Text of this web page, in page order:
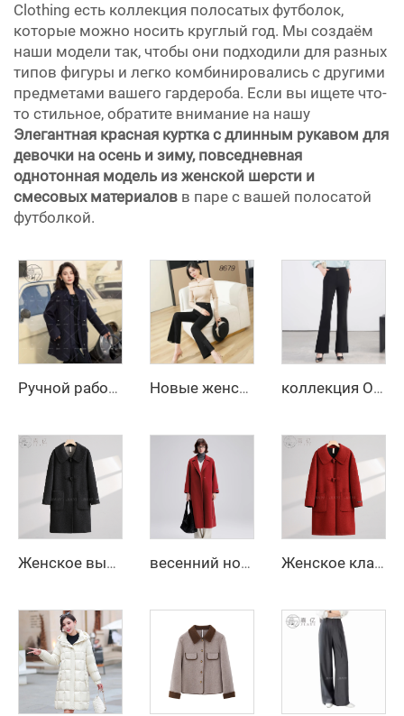
Clothing есть коллекция полосатых футболок,
которые можно носить круглый год. Мы создаём
наши модели так, чтобы они подходили для разных
типов фигуры и легко комбинировались с другими
предметами вашего гардероба. Если вы ищете что-
то стильное, обратите внимание на нашу
Элегантная красная куртка с длинным рукавом для
девочки на осень и зиму, повседневная
однотонная модель из женской шерсти и
смесовых материалов в паре с вашей полосатой
футболкой.
Ручной работы женское двустороннее шерстяное пальто, весенне-зимний длинный тренч, приталенное шерстяное пальто с однобортной застёжкой Новые женские формальные офисные брюки, женские рабочие повседневные брюки-леггинсы с карманами, расширенные к низу коллекция Осень-Зима 2025 — новые свободные прямые повседневные брюки с высокой талией, размер — облегающий крой с однотонным рисунком
Женское высококачественное зимнее пальто из 100% шерстяного флиса, длинная тёплая куртка однотонного цвета, с овчиной, гладкое окрашенное, с длинными рукавами весенний новинка 2025, элегантное длинное кашемировое пальто с поясом, свободного кроя, с отложным воротником, пальто из корейской шерсти с эффектом водяной ряби, женское Женское классическое двустороннее шерстяное длинное пальто, тёплое однобортное зимнее пальто с отложным воротником, застёжка на пояс, с капюшоном из кашемира